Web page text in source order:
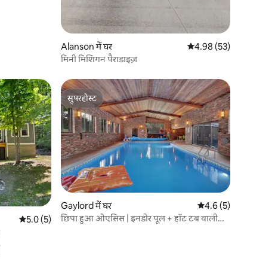
Alanson में घर औसत रेटिंग 5 में से 4.98,
4.98 (53)
मिनी मिशिगन पैराडाइज़
औसत रेटिंग 5 में से 5.0, 5 समीक्षाएँ
5.0 (5)
सुपरहोस्ट
सुपरहोस्ट
Gaylord में घर औसत रेटिंग 5 में से 4.6,
4.6 (5)
छिपा हुआ ओएसिस | इनडोर पूल + हॉट टब वाली